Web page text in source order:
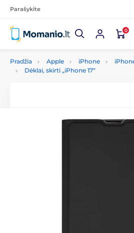
Parašykite
0
Pradžia Apple iPhone
Dėklai, skirti „iPhone 17“